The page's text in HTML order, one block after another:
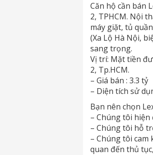
Căn hộ cần bán
2, TPHCM. Nội
máy giặt, tủ
(Xa Lộ Hà Nội,
sang trọng.
Vị trí: Mặt tiền
2, Tp.HCM.
– Giá bán : 3.3 tỷ
– Diện tích sử
Bạn nên chọn
– Chúng tôi
– Chúng tôi hỗ
– Chúng tôi
quan đến thủ